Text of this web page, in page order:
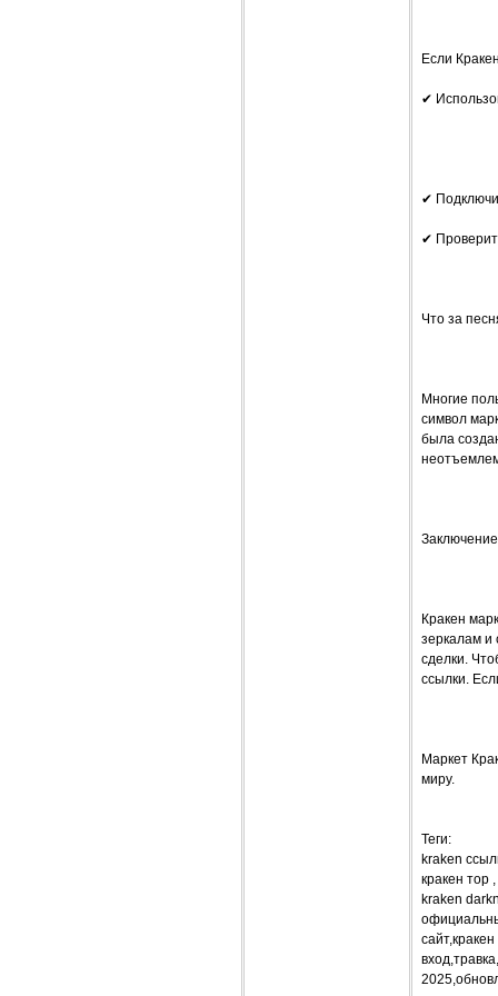
Если
✔
✔
✔
Что за
Многие
символ
была
Заключение
Кракен
зеркалам и
сделки.
ссылки.
Маркет
миру.
Теги:
kraken
кракен тор
kraken